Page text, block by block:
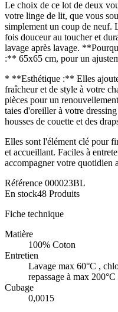
Le choix de ce lot de deux
votre linge de lit, que vous
simplement un coup de neuf.
fois douceur au toucher et
lavage après lavage.
:** 65x65 cm, pour un
* **Esthétique :** Elles
fraîcheur et de style à votre
pièces pour un
taies d'oreiller à votre
housses de couette et des
Elles sont l'élément clé pour
et accueillant. Faciles à
accompagner votre quotidien
Référence 000023BL
En stock48 Produits
Fiche technique
Matière
100% Coton
Entretien
Lavage max 60°C ,
repassage à max 200°C
Cubage
0,0015